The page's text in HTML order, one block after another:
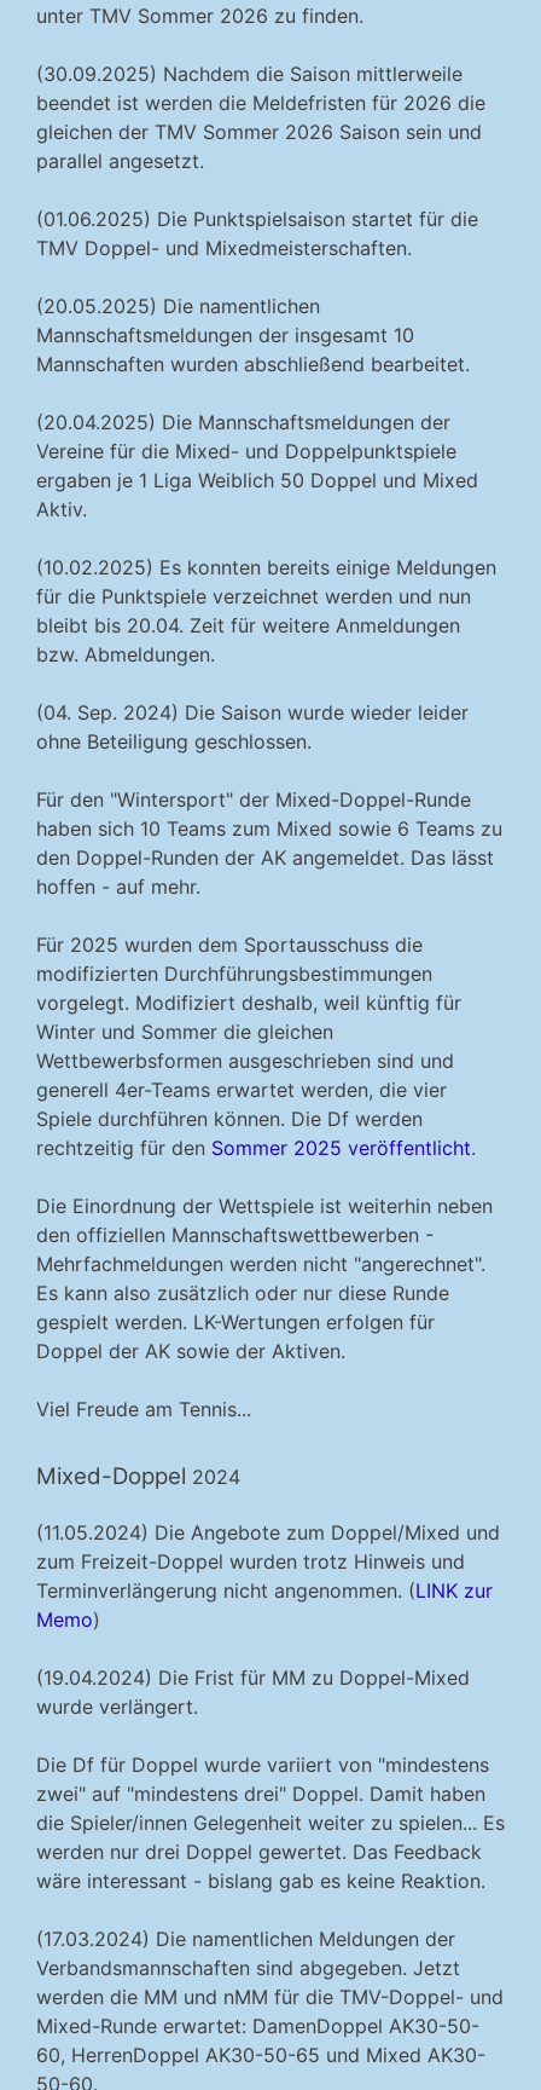
unter TMV Sommer 2026 zu finden.
(30.09.2025) Nachdem die Saison mittlerweile
beendet ist werden die Meldefristen für 2026 die
gleichen der TMV Sommer 2026 Saison sein und
parallel angesetzt.
(01.06.2025) Die Punktspielsaison startet für die
TMV Doppel- und Mixedmeisterschaften.
(20.05.2025) Die namentlichen
Mannschaftsmeldungen der insgesamt 10
Mannschaften wurden abschließend bearbeitet.
(20.04.2025) Die Mannschaftsmeldungen der
Vereine für die Mixed- und Doppelpunktspiele
ergaben je 1 Liga Weiblich 50 Doppel und Mixed
Aktiv.
(10.02.2025) Es konnten bereits einige Meldungen
für die Punktspiele verzeichnet werden und nun
bleibt bis 20.04. Zeit für weitere Anmeldungen
bzw. Abmeldungen.
(04. Sep. 2024) Die Saison wurde wieder leider
ohne Beteiligung geschlossen.
Für den "Wintersport" der Mixed-Doppel-Runde
haben sich 10 Teams zum Mixed sowie 6 Teams zu
den Doppel-Runden der AK angemeldet. Das lässt
hoffen - auf mehr.
Für 2025 wurden dem Sportausschuss die
modifizierten Durchführungsbestimmungen
vorgelegt. Modifiziert deshalb, weil künftig für
Winter und Sommer die gleichen
Wettbewerbsformen ausgeschrieben sind und
generell 4er-Teams erwartet werden, die vier
Spiele durchführen können. Die Df werden
rechtzeitig für den Sommer 2025 veröffentlicht.
Die Einordnung der Wettspiele ist weiterhin neben
den offiziellen Mannschaftswettbewerben -
Mehrfachmeldungen werden nicht "angerechnet".
Es kann also zusätzlich oder nur diese Runde
gespielt werden. LK-Wertungen erfolgen für
Doppel der AK sowie der Aktiven.
Viel Freude am Tennis...
Mixed-Doppel 2024
(11.05.2024) Die Angebote zum Doppel/Mixed und
zum Freizeit-Doppel wurden trotz Hinweis und
Terminverlängerung nicht angenommen. (LINK zur
Memo)
(19.04.2024) Die Frist für MM zu Doppel-Mixed
wurde verlängert.
Die Df für Doppel wurde variiert von "mindestens
zwei" auf "mindestens drei" Doppel. Damit haben
die Spieler/innen Gelegenheit weiter zu spielen... Es
werden nur drei Doppel gewertet. Das Feedback
wäre interessant - bislang gab es keine Reaktion.
(17.03.2024) Die namentlichen Meldungen der
Verbandsmannschaften sind abgegeben. Jetzt
werden die MM und nMM für die TMV-Doppel- und
Mixed-Runde erwartet: DamenDoppel AK30-50-
60, HerrenDoppel AK30-50-65 und Mixed AK30-
50-60.